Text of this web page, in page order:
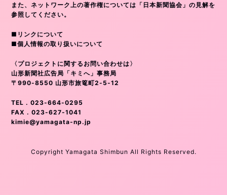
また、ネットワーク上の著作権については「日本新聞協会」の見解を
参照してください。
■リンクについて
■個人情報の取り扱いについて
〈プロジェクトに関するお問い合わせは〉
山形新聞社広告局「キミへ」事務局
〒990-8550 山形市旅篭町2-5-12
TEL . 023-664-0295
FAX . 023-627-1041
kimie@yamagata-np.jp
Copyright Yamagata Shimbun All Rights Reserved.